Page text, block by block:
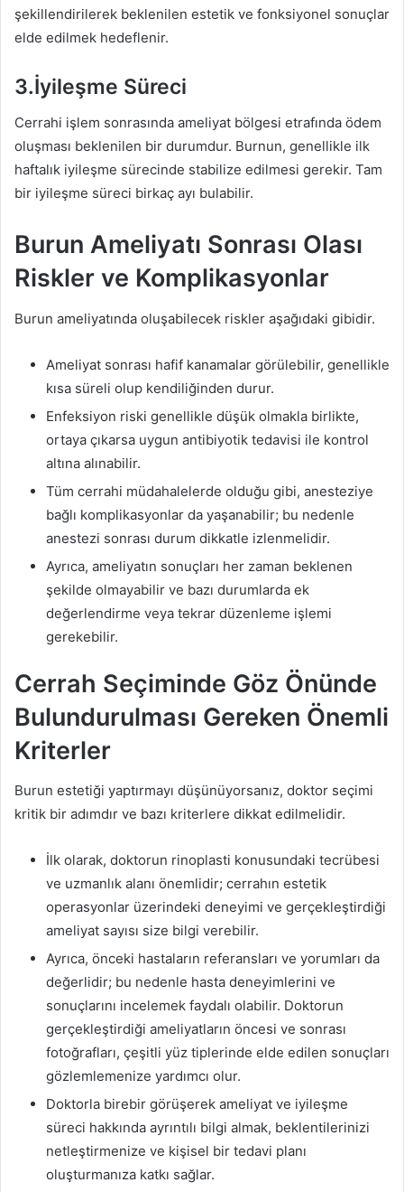
şekillendirilerek beklenilen estetik ve fonksiyonel sonuçlar
elde edilmek hedeflenir.
3.İyileşme Süreci
Cerrahi işlem sonrasında ameliyat bölgesi etrafında ödem
oluşması beklenilen bir durumdur. Burnun, genellikle ilk
haftalık iyileşme sürecinde stabilize edilmesi gerekir. Tam
bir iyileşme süreci birkaç ayı bulabilir.
Burun Ameliyatı Sonrası Olası
Riskler ve Komplikasyonlar
Burun ameliyatında oluşabilecek riskler aşağıdaki gibidir.
Ameliyat sonrası hafif kanamalar görülebilir, genellikle
kısa süreli olup kendiliğinden durur.
Enfeksiyon riski genellikle düşük olmakla birlikte,
ortaya çıkarsa uygun antibiyotik tedavisi ile kontrol
altına alınabilir.
Tüm cerrahi müdahalelerde olduğu gibi, anesteziye
bağlı komplikasyonlar da yaşanabilir; bu nedenle
anestezi sonrası durum dikkatle izlenmelidir.
Ayrıca, ameliyatın sonuçları her zaman beklenen
şekilde olmayabilir ve bazı durumlarda ek
değerlendirme veya tekrar düzenleme işlemi
gerekebilir.
Cerrah Seçiminde Göz Önünde
Bulundurulması Gereken Önemli
Kriterler
Burun estetiği yaptırmayı düşünüyorsanız, doktor seçimi
kritik bir adımdır ve bazı kriterlere dikkat edilmelidir.
İlk olarak, doktorun rinoplasti konusundaki tecrübesi
ve uzmanlık alanı önemlidir; cerrahın estetik
operasyonlar üzerindeki deneyimi ve gerçekleştirdiği
ameliyat sayısı size bilgi verebilir.
Ayrıca, önceki hastaların referansları ve yorumları da
değerlidir; bu nedenle hasta deneyimlerini ve
sonuçlarını incelemek faydalı olabilir. Doktorun
gerçekleştirdiği ameliyatların öncesi ve sonrası
fotoğrafları, çeşitli yüz tiplerinde elde edilen sonuçları
gözlemlemenize yardımcı olur.
Doktorla birebir görüşerek ameliyat ve iyileşme
süreci hakkında ayrıntılı bilgi almak, beklentilerinizi
netleştirmenize ve kişisel bir tedavi planı
oluşturmanıza katkı sağlar.